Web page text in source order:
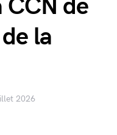
CCN de
la
2026